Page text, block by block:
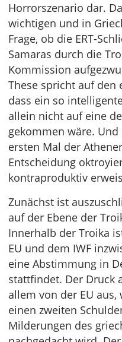
Horrorszenario dar.
wichtigen und in
Frage, ob die ERT-
Samaras durch die
Kommission
These spricht auf den
dass ein so
allein nicht auf eine
gekommen wäre.
ersten Mal der
Entscheidung
kontraproduktiv
Zunächst ist
auf der Ebene der
Innerhalb der Troika
EU und dem IWF
eine Abstimmung in
stattfindet. Der Druck
allem von der EU
einen zweiten
Milderungen des